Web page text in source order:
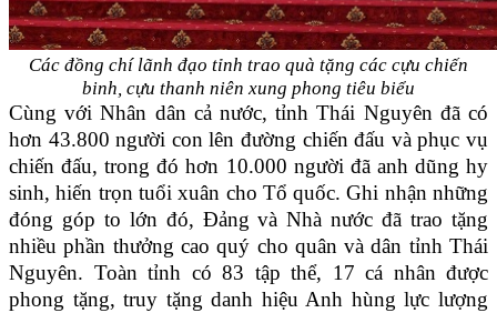
Các đồng chí lãnh đạo tỉnh trao quà tặng các cựu chiến
binh, cựu thanh niên xung phong tiêu biểu
Cùng với Nhân dân cả nước, tỉnh Thái Nguyên đã có
hơn 43.800 người con lên đường chiến đấu và phục vụ
chiến đấu, trong đó hơn 10.000 người đã anh dũng hy
sinh, hiến trọn tuổi xuân cho Tổ quốc. Ghi nhận những
đóng góp to lớn đó, Đảng và Nhà nước đã trao tặng
nhiều phần thưởng cao quý cho quân và dân tỉnh Thái
Nguyên. Toàn tỉnh có 83 tập thể, 17 cá nhân được
phong tặng, truy tặng danh hiệu Anh hùng lực lượng